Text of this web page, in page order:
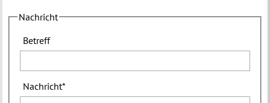
Nachricht
Betreff
Nachricht*